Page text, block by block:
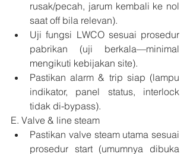
rusak/pecah, jarum kembali ke nol
saat off bila relevan).
Uji fungsi LWCO sesuai prosedur
pabrikan (uji berkala—minimal
mengikuti kebijakan site).
Pastikan alarm & trip siap (lampu
indikator, panel status, interlock
tidak di-bypass).
E. Valve & line steam
Pastikan valve steam utama sesuai
prosedur start (umumnya dibuka